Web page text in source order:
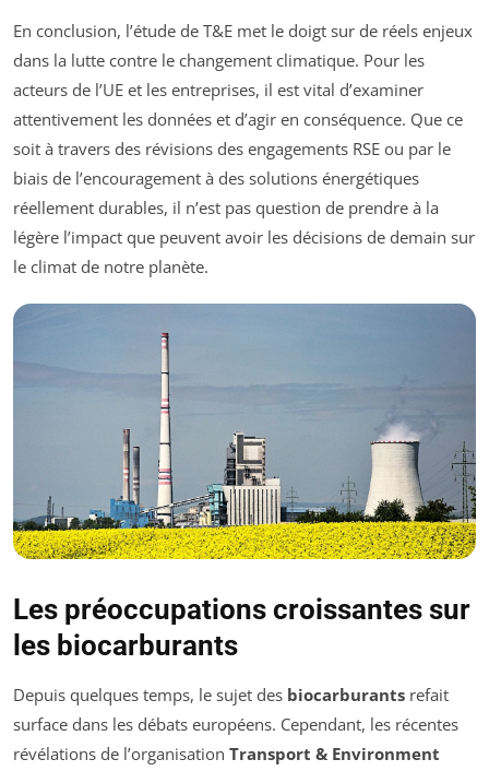
En conclusion, l’étude de T&E met le doigt sur de réels enjeux
dans la lutte contre le changement climatique. Pour les
acteurs de l’UE et les entreprises, il est vital d’examiner
attentivement les données et d’agir en conséquence. Que ce
soit à travers des révisions des engagements RSE ou par le
biais de l’encouragement à des solutions énergétiques
réellement durables, il n’est pas question de prendre à la
légère l’impact que peuvent avoir les décisions de demain sur
le climat de notre planète.
Les préoccupations croissantes sur
les biocarburants
Depuis quelques temps, le sujet des biocarburants refait
surface dans les débats européens. Cependant, les récentes
révélations de l’organisation Transport & Environment